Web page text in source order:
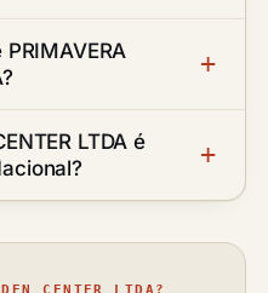
LTDA é
CENTER LTDA?